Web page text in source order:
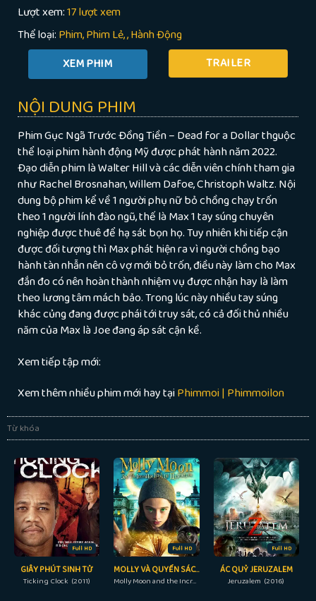
Lượt xem:17 lượt xem
Thể loại: Phim Phim Lẻ ,Hành Động
TRAILER
NỘI DUNG PHIM
Phim Gục Ngã Trước Đồng Tiền – Dead for a Dollar thguộc
thể loại phim hành động Mỹ được phát hành năm 2022.
Đạo diễn phim là Walter Hill và các diễn viên chính tham gia
như Rachel Brosnahan, Willem Dafoe, Christoph Waltz. Nội
dung bộ phim kể về 1 người phụ nữ bỏ chồng chạy trốn
theo 1 người lính đào ngũ, thế là Max 1 tay súng chuyên
nghiệp được thuê để hạ sát bọn họ. Tuy nhiên khi tiếp cận
được đối tượng thì Max phát hiện ra vì người chồng bạo
hành tàn nhẫn nên cô vợ mới bỏ trốn, điều này làm cho Max
đắn đo có nên hoàn thành nhiệm vụ được nhận hay là làm
theo lương tâm mách bảo. Trong lúc này nhiều tay súng
khác củng đang được phái tới truy sát, có cả đối thủ nhiều
năm của Max là Joe đang áp sát cận kề.
Xem tiếp tập mới:
Xem thêm nhiều phim mới hay tạiPhimmoi | Phimmoilon
Từ khóa
Full HD
GIÂY PHÚT SINH TỬ
Ticking Clock (2011)
Full HD
MOLLY VÀ QUYỂN SÁCH THÔI MIÊN
Molly Moon and the Incredible Book of Hypnotism (2015)
Full HD
ÁC QUỶ JERUZALEM
Jeruzalem (2016)